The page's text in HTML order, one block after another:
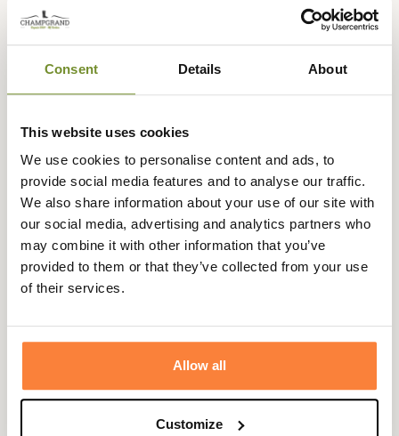
Consent Details About
This website uses cookies
We use cookies to personalise content and ads, to
provide social media features and to analyse our traffic.
We also share information about your use of our site with
our social media, advertising and analytics partners who
may combine it with other information that you’ve
provided to them or that they’ve collected from your use
of their services.
Allow all
Customize
45,95 €